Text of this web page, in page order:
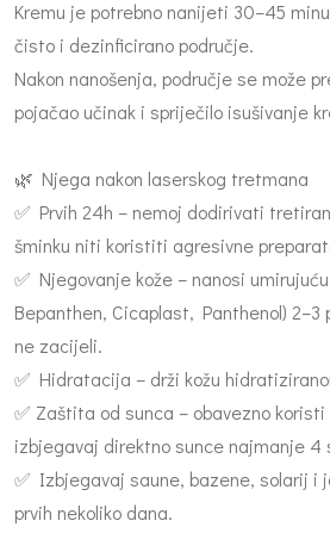
Kremu je potrebno nanijeti 30–45
čisto i dezinficirano područje.
Nakon nanošenja, područje se može
pojačao učinak i spriječilo isušivanje
🌿 Njega nakon laserskog tretmana
✅ Prvih 24h – nemoj dodirivati
šminku niti koristiti agresivne
✅ Njegovanje kože – nanosi
Bepanthen, Cicaplast, Panthenol) 2–3
ne zacijeli.
✅ Hidratacija – drži kožu
✅ Zaštita od sunca – obavezno koristi
izbjegavaj direktno sunce najmanje 4
✅ Izbjegavaj saune, bazene, solarij i
prvih nekoliko dana.